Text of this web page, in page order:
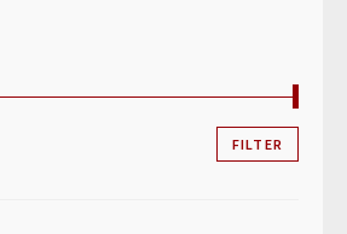
FILTER